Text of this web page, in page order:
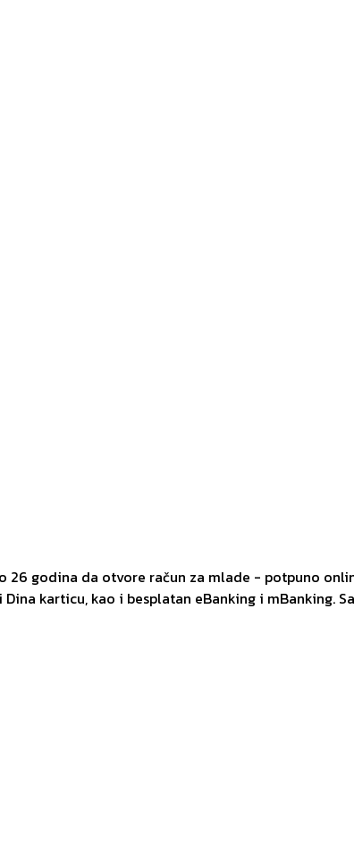
godina da otvore račun za mlade - potpuno
karticu, kao i besplatan eBanking i mBanking.